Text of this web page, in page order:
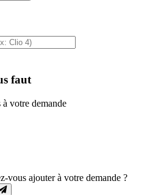
faut
votre demande
vous ajouter à votre demande ?